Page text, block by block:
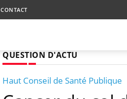
CONTACT
QUESTION D'ACTU
Haut Conseil de Santé Publique